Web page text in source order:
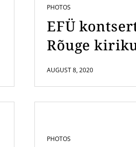
PHOTOS
EFÜ
Rõuge
AUGUST 8, 2020
PHOTOS